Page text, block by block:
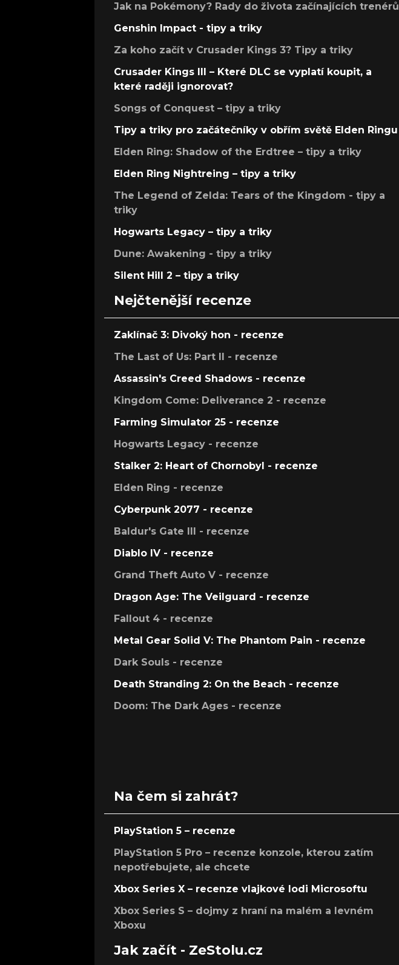
Jak na Pokémony? Rady do života začínajících trenérů
Genshin Impact - tipy a triky
Za koho začít v Crusader Kings 3? Tipy a triky
Crusader Kings III – Které DLC se vyplatí koupit, a
které raději ignorovat?
Songs of Conquest – tipy a triky
Tipy a triky pro začátečníky v obřím světě Elden Ringu
Elden Ring: Shadow of the Erdtree – tipy a triky
Elden Ring Nightreing – tipy a triky
The Legend of Zelda: Tears of the Kingdom - tipy a
triky
Hogwarts Legacy – tipy a triky
Dune: Awakening - tipy a triky
Silent Hill 2 – tipy a triky
Nejčtenější recenze
Zaklínač 3: Divoký hon - recenze
The Last of Us: Part II - recenze
Assassin's Creed Shadows - recenze
Kingdom Come: Deliverance 2 - recenze
Farming Simulator 25 - recenze
Hogwarts Legacy - recenze
Stalker 2: Heart of Chornobyl - recenze
Elden Ring - recenze
Cyberpunk 2077 - recenze
Baldur's Gate III - recenze
Diablo IV - recenze
Grand Theft Auto V - recenze
Dragon Age: The Veilguard - recenze
Fallout 4 - recenze
Metal Gear Solid V: The Phantom Pain - recenze
Dark Souls - recenze
Death Stranding 2: On the Beach - recenze
Doom: The Dark Ages - recenze
Na čem si zahrát?
PlayStation 5 – recenze
PlayStation 5 Pro – recenze konzole, kterou zatím
nepotřebujete, ale chcete
Xbox Series X – recenze vlajkové lodi Microsoftu
Xbox Series S – dojmy z hraní na malém a levném
Xboxu
Jak začít - ZeStolu.cz